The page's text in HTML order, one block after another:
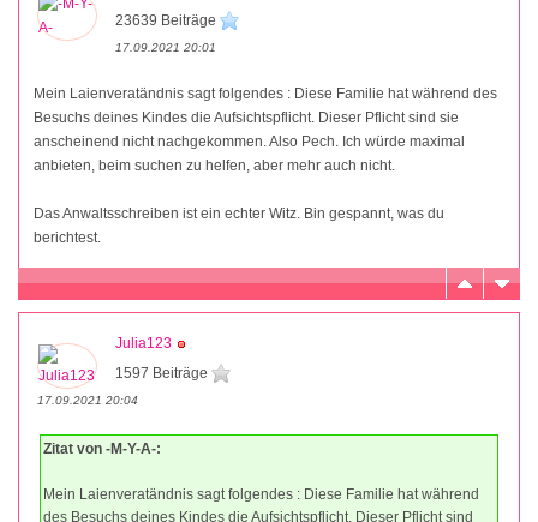
23639 Beiträge
17.09.2021 20:01
Mein Laienveratändnis sagt folgendes : Diese Familie hat während des
Besuchs deines Kindes die Aufsichtspflicht. Dieser Pflicht sind sie
anscheinend nicht nachgekommen. Also Pech. Ich würde maximal
anbieten, beim suchen zu helfen, aber mehr auch nicht.
Das Anwaltsschreiben ist ein echter Witz. Bin gespannt, was du
berichtest.
Julia123
1597 Beiträge
17.09.2021 20:04
Zitat von -M-Y-A-:
Mein Laienveratändnis sagt folgendes : Diese Familie hat während
des Besuchs deines Kindes die Aufsichtspflicht. Dieser Pflicht sind